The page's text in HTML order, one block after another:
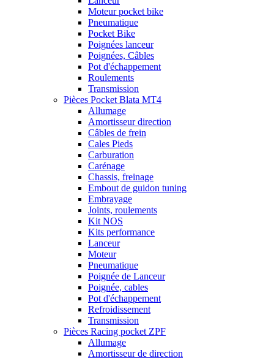
Moteur pocket bike
Pneumatique
Pocket Bike
Poignées lanceur
Poignées, Câbles
Pot d'échappement
Roulements
Transmission
Pièces Pocket Blata MT4
Allumage
Amortisseur direction
Câbles de frein
Cales Pieds
Carburation
Carénage
Chassis, freinage
Embout de guidon tuning
Embrayage
Joints, roulements
Kit NOS
Kits performance
Lanceur
Moteur
Pneumatique
Poignée de Lanceur
Poignée, cables
Pot d'échappement
Refroidissement
Transmission
Pièces Racing pocket ZPF
Allumage
Amortisseur de direction